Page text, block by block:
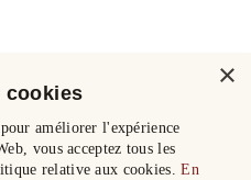
×
cookies
améliorer l'expérience
vous acceptez tous les
relative aux cookies.En